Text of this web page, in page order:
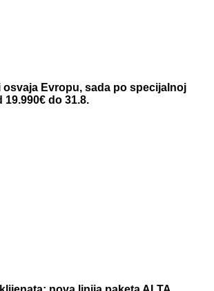
osvaja Evropu, sada po specijalnoj
do 31.8.